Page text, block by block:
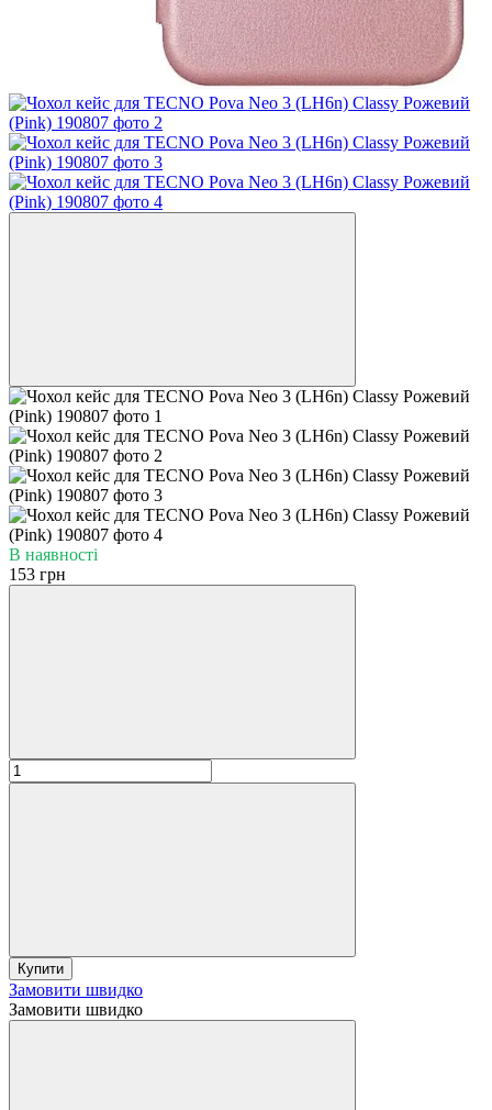
В наявності
153 грн
Купити
Замовити швидко
Замовити швидко